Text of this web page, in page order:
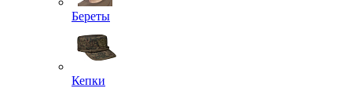
Береты
Кепки